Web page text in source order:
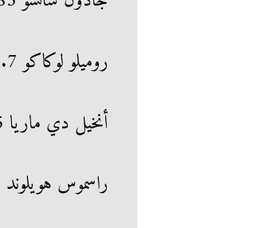
روميلو لوكاكو 84.7 مليون يورو
أنخيل دي ماريا 75 مليون يورو
راسموس هويلوند 75 مليون يورو